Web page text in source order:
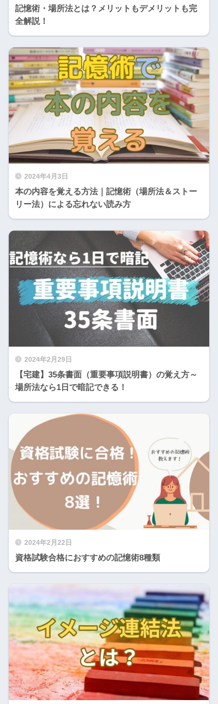
記憶術・場所法とは？メリットもデメリットも完
全解説！
2024年4月3日
本の内容を覚える方法｜記憶術（場所法＆ストー
リー法）による忘れない読み方
2024年2月29日
【宅建】35条書面（重要事項説明書）の覚え方～
場所法なら1日で暗記できる！
2024年2月22日
資格試験合格におすすめの記憶術8種類